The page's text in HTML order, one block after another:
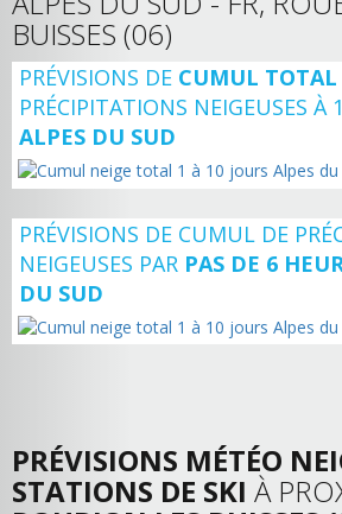
BUISSES (06)
PRÉVISIONS DE CUMUL TOTAL
PRÉCIPITATIONS NEIGEUSES À
ALPES DU SUD
PRÉVISIONS DE CUMUL DE
NEIGEUSES PAR PAS DE 6
DU SUD
PRÉVISIONS MÉTÉO
STATIONS DE SKI À